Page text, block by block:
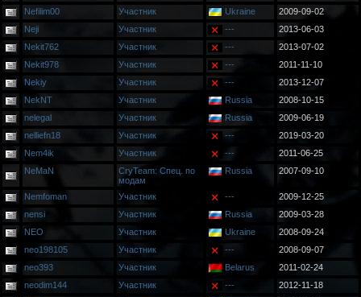
Nefilim00
Участник Ukraine
2009-09-02
Neji
Участник ---
2013-06-03
Nekit762
Участник ---
2013-07-02
Nekit978
Участник ---
2011-11-10
Nekiy
Участник ---
2013-12-07
NekNT
Участник Russia
2008-10-15
nelegal
Участник Russia
2009-06-19
nelliefn18
Участник ---
2019-03-20
Nem4ik
Участник ---
2011-06-25
NeMaN
CryTeam: Спец. по
модам
Russia 2007-09-10
Nemfoman Участник ---
2009-12-25
nensi
Участник Russia
2009-03-28
NEO
Участник Ukraine
2008-09-24
neo198105
Участник ---
2008-09-07
neo393
Участник Belarus
2011-02-24
neodim144
Участник ---
2012-11-18